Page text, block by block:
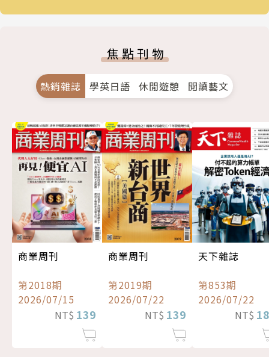
焦點刊物
熱銷雜誌 學英日語 休閒遊憩 閱讀藝文
商業周刊
第2018期
2026/07/15
NT$ 139
商業周刊
第2019期
2026/07/22
NT$ 139
天下雜誌
第853期
2026/07/22
NT$